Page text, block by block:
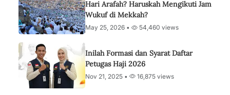
Hari Arafah? Haruskah Mengikuti Jam
Wukuf di Mekkah?
May 25, 2026 • 54,460 views
Inilah Formasi dan Syarat Daftar
Petugas Haji 2026
Nov 21, 2025 • 16,875 views